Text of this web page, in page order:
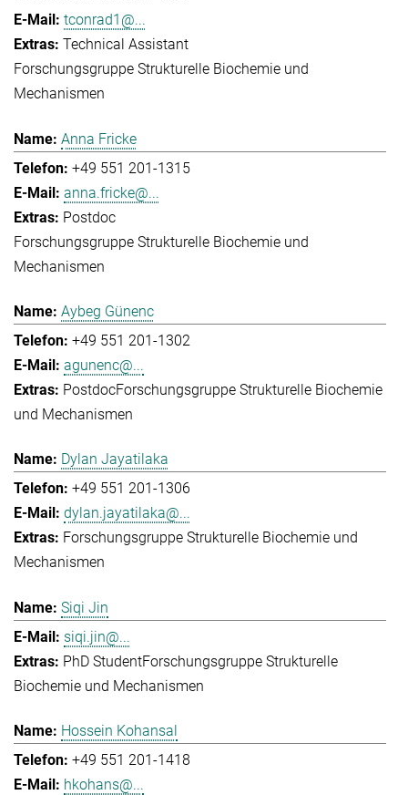
tconrad1@...
Technical Assistant
Forschungsgruppe Strukturelle Biochemie und
Mechanismen
Anna Fricke
+49 551 201-1315
anna.fricke@...
Postdoc
Forschungsgruppe Strukturelle Biochemie und
Mechanismen
Aybeg Günenc
+49 551 201-1302
agunenc@...
PostdocForschungsgruppe Strukturelle Biochemie
und Mechanismen
Dylan Jayatilaka
+49 551 201-1306
dylan.jayatilaka@...
Forschungsgruppe Strukturelle Biochemie und
Mechanismen
Siqi Jin
siqi.jin@...
PhD StudentForschungsgruppe Strukturelle
Biochemie und Mechanismen
Hossein Kohansal
+49 551 201-1418
hkohans@...